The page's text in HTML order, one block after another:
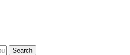
Search